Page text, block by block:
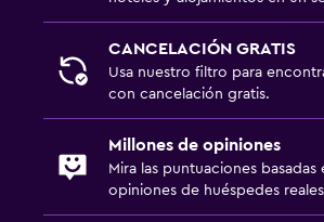
CANCELACIÓN GRATIS
Usa nuestro filtro para
con cancelación gratis.
Millones de opiniones
Mira las puntuaciones basadas
opiniones de huéspedes